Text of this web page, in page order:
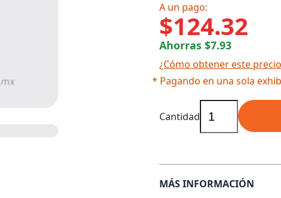
A un pago:
$124.32
Ahorras $7.93
¿Cómo obtener este
* Pagando en una sola
Cantidad
MÁS INFORMACIÓN